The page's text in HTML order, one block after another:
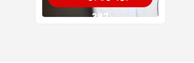
387